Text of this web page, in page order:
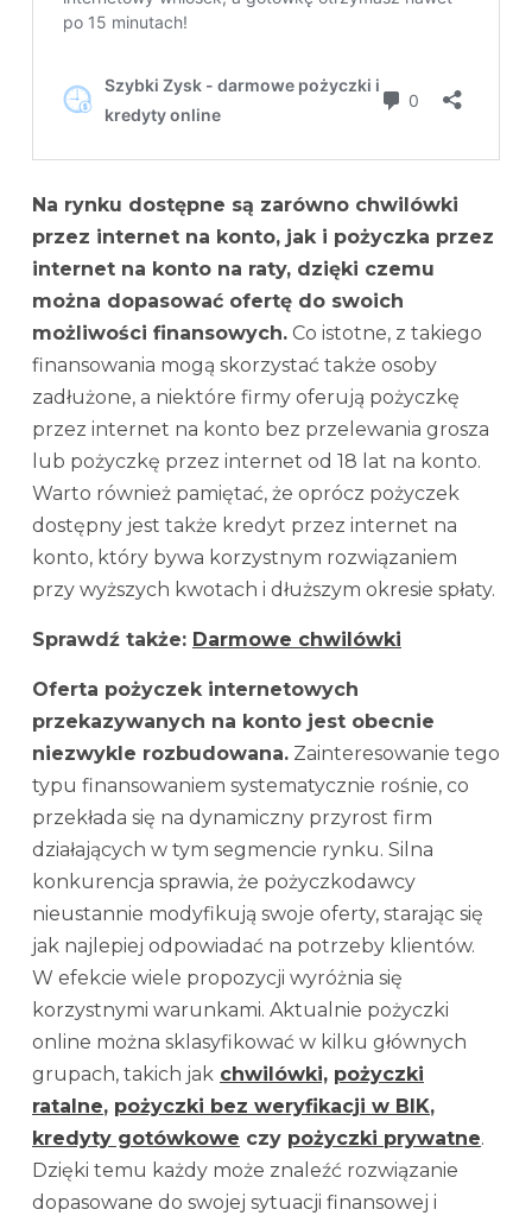
Na rynku dostępne są zarówno chwilówki
przez internet na konto, jak i pożyczka przez
internet na konto na raty, dzięki czemu
można dopasować ofertę do swoich
możliwości finansowych. Co istotne, z takiego
finansowania mogą skorzystać także osoby
zadłużone, a niektóre firmy oferują pożyczkę
przez internet na konto bez przelewania grosza
lub pożyczkę przez internet od 18 lat na konto.
Warto również pamiętać, że oprócz pożyczek
dostępny jest także kredyt przez internet na
konto, który bywa korzystnym rozwiązaniem
przy wyższych kwotach i dłuższym okresie spłaty.
Sprawdź także: Darmowe chwilówki
Oferta pożyczek internetowych
przekazywanych na konto jest obecnie
niezwykle rozbudowana. Zainteresowanie tego
typu finansowaniem systematycznie rośnie, co
przekłada się na dynamiczny przyrost firm
działających w tym segmencie rynku. Silna
konkurencja sprawia, że pożyczkodawcy
nieustannie modyfikują swoje oferty, starając się
jak najlepiej odpowiadać na potrzeby klientów.
W efekcie wiele propozycji wyróżnia się
korzystnymi warunkami. Aktualnie pożyczki
online można sklasyfikować w kilku głównych
grupach, takich jak chwilówki, pożyczki
ratalne, pożyczki bez weryfikacji w BIK,
kredyty gotówkowe czy pożyczki prywatne.
Dzięki temu każdy może znaleźć rozwiązanie
dopasowane do swojej sytuacji finansowej i